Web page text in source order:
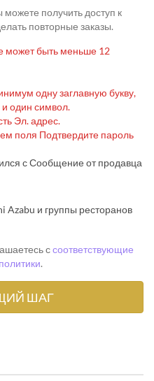
получить доступ к
повторные заказы.
может быть меньше 12
одну заглавную букву,
и один символ.
Эл. адрес.
поля Подтвердите пароль
с Сообщение от продавца
Azabu и группы ресторанов
ссоответствующие
.